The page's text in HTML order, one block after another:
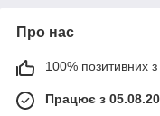
Про нас
100% позитивних з
Працює з